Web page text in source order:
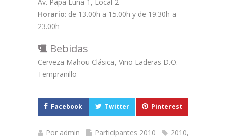
Horario: de 13.00h a 15.00h y de 19.30h a
23.00h
Bebidas
Cerveza Mahou Clásica, Vino Laderas D.O.
Tempranillo
Facebook Twitter Pinterest
Por admin Participantes 2010 2010,